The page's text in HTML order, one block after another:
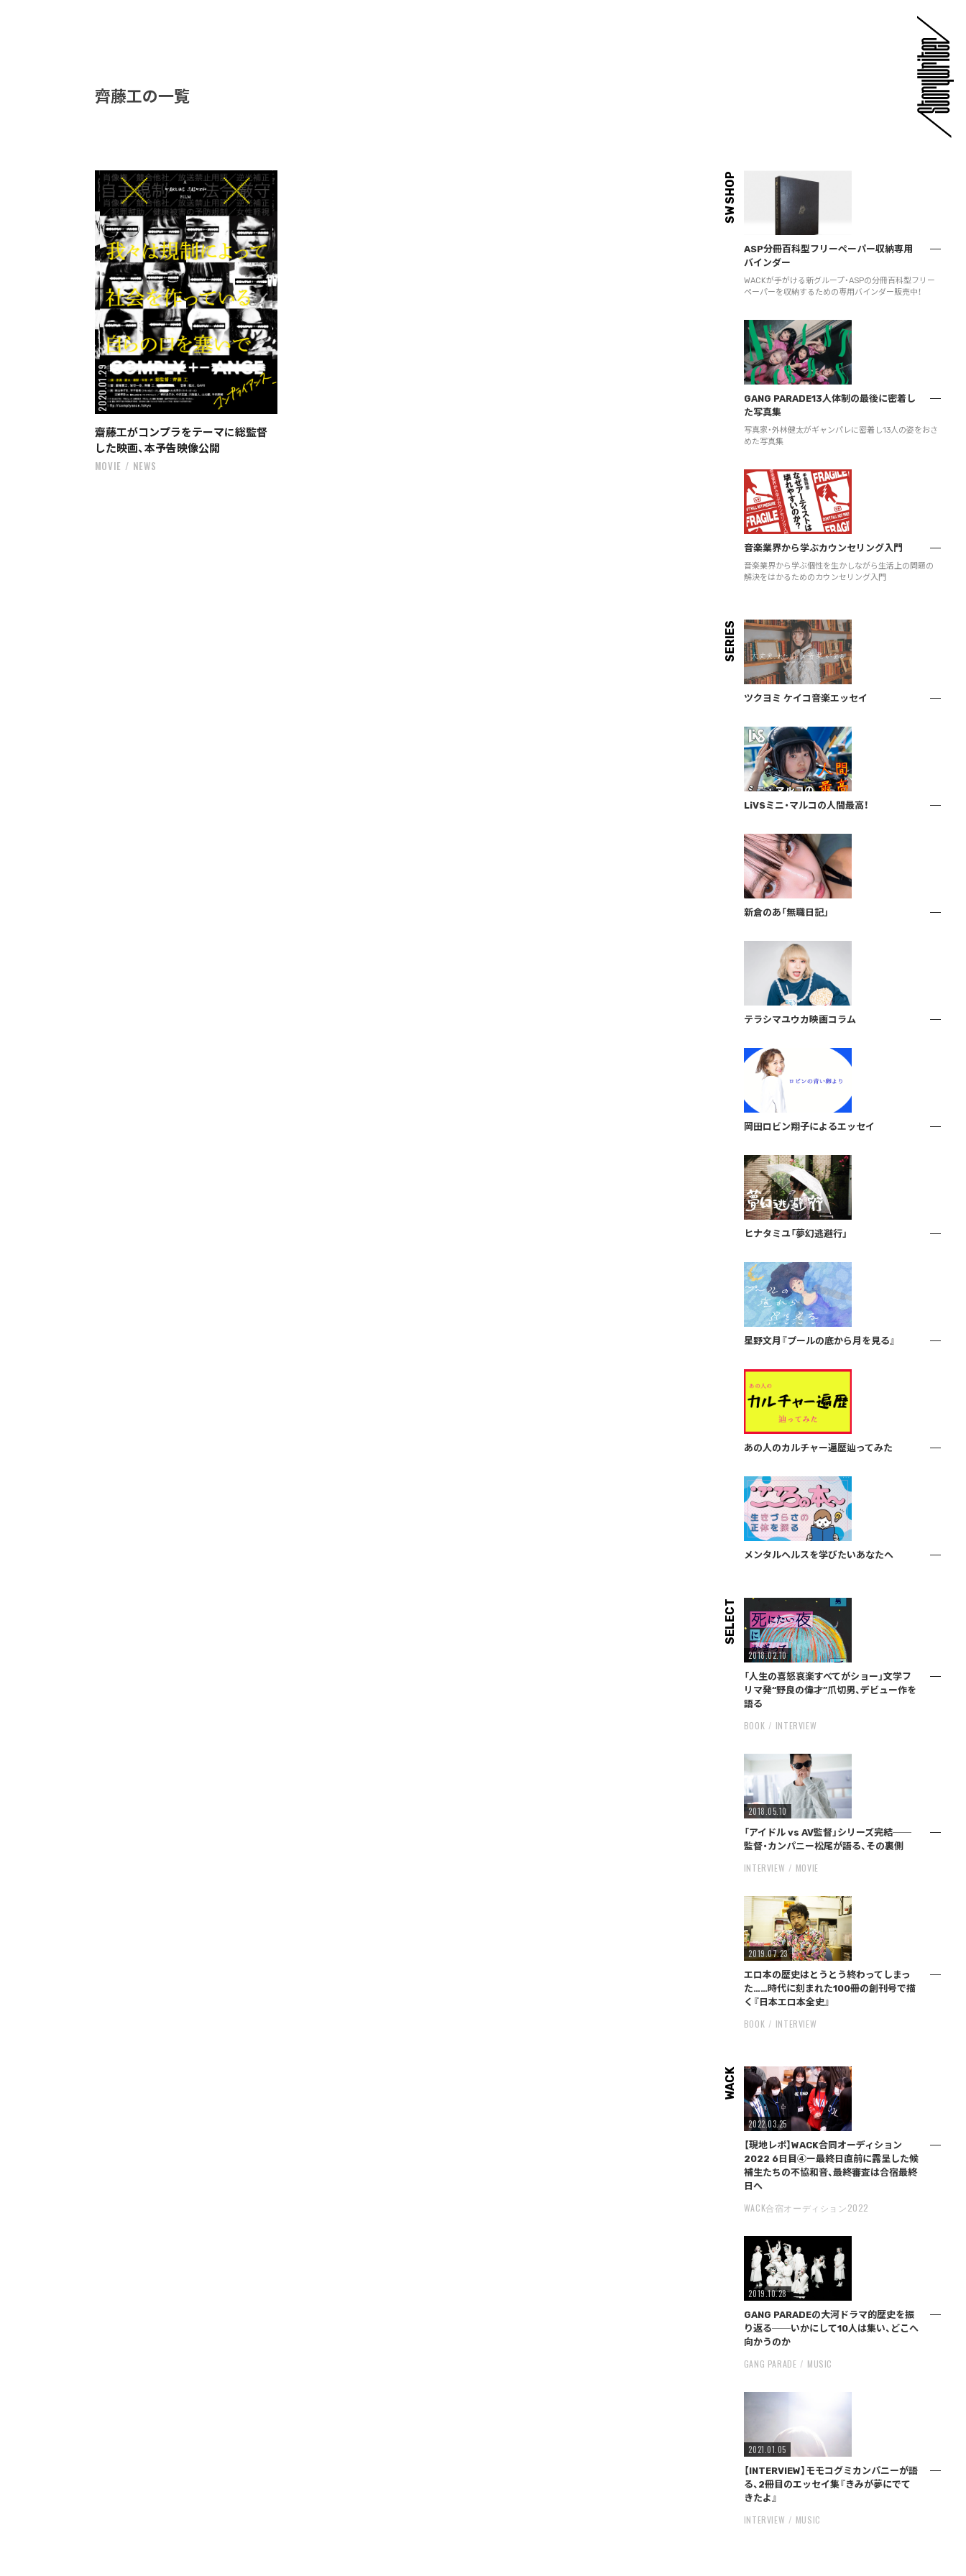
齊藤工の一覧
2020.01.29
齋藤工がコンプラをテーマに総監督
した映画、本予告映像公開
MOVIE NEWS
SW SHOP
ASP分冊百科型フリーペーパー収納専用
バインダー
WACKが手がける新グループ・ASPの分冊百科型フリー
ペーパーを収納するための専用バインダー販売中！
GANG PARADE13人体制の最後に密着し
た写真集
写真家・外林健太がギャンパレに密着し13人の姿をおさ
めた写真集
音楽業界から学ぶカウンセリング入門
音楽業界から学ぶ個性を生かしながら生活上の問題の
解決をはかるためのカウンセリング入門
SERIES
ツクヨミ ケイコ音楽エッセイ
LiVSミニ・マルコの人間最高！
新倉のあ「無職日記」
テラシマユウカ映画コラム
岡田ロビン翔子によるエッセイ
ヒナタミユ「夢幻逃避行」
星野文月『プールの底から月を見る』
あの人のカルチャー遍歴辿ってみた
メンタルヘルスを学びたいあなたへ
SELECT
2018.02.10
「人生の喜怒哀楽すべてがショー」文学フ
リマ発“野良の偉才”爪切男、デビュー作を
語る
BOOK INTERVIEW
2018.05.10
「アイドル vs AV監督」シリーズ完結──
監督・カンパニー松尾が語る、その裏側
INTERVIEW MOVIE
2019.07.23
エロ本の歴史はとうとう終わってしまっ
た……時代に刻まれた100冊の創刊号で描
く『日本エロ本全史』
BOOK INTERVIEW
WACK
2022.03.25
【現地レポ】WACK合同オーディション
2022 6日目④ー最終日直前に露呈した候
補生たちの不協和音、最終審査は合宿最終
日へ
WACK合宿オーディション2022
2019.10.28
GANG PARADEの大河ドラマ的歴史を振
り返る──いかにして10人は集い、どこへ
向かうのか
GANG PARADE MUSIC
2021.01.05
【INTERVIEW】モモコグミカンパニーが語
る、2冊目のエッセイ集『きみが夢にでて
きたよ』
INTERVIEW MUSIC